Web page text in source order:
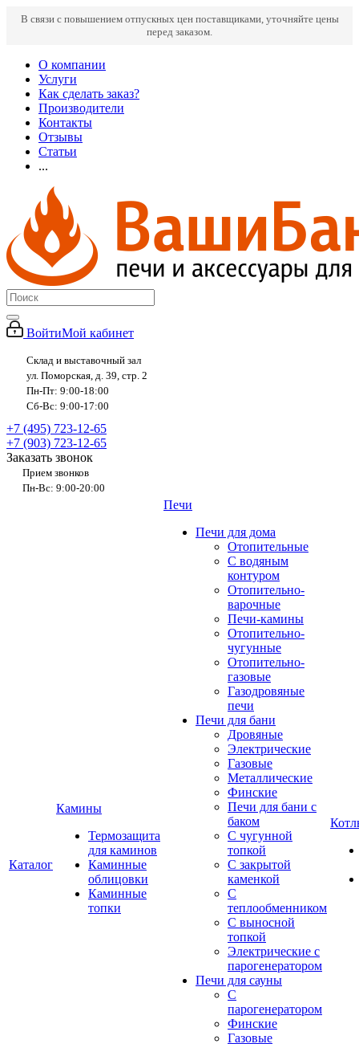
В связи с повышением отпускных цен поставщиками, уточняйте цены
перед заказом.
О компании
Услуги
Как сделать заказ?
Производители
Контакты
Отзывы
Статьи
...
ВойтиМой кабинет
Склад и выставочный зал
ул. Поморская, д. 39, стр. 2
Пн-Пт: 9:00-18:00
Сб-Вс: 9:00-17:00
+7 (495) 723-12-65
+7 (903) 723-12-65
Заказать звонок
Прием звонков
Пн-Вс: 9:00-20:00
Каталог
Камины
Термозащита
для каминов
Каминные
облицовки
Каминные
топки
Печи
Печи для дома
Отопительные
C водяным
контуром
Отопительно-
варочные
Печи-камины
Отопительно-
чугунные
Отопительно-
газовые
Газодровяные
печи
Печи для бани
Дровяные
Электрические
Газовые
Металлические
Финские
Печи для бани с
баком
С чугунной
топкой
С закрытой
каменкой
С
теплообменником
С выносной
топкой
Электрические с
парогенератором
Печи для сауны
С
парогенератором
Финские
Газовые